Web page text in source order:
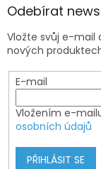
aOdebírat
Vložte svůj e-
nových
E-mail
Vložením e-
osobních údajů
PŘIHLÁSIT SE